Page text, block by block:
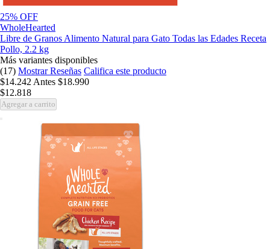
25% OFF
WholeHearted
Libre de Granos Alimento Natural para Gato Todas las Edades Receta
Pollo, 2.2 kg
Más variantes disponibles
(17) Mostrar Reseñas Califica este producto
$14.242 Antes $18.990
$12.818
Agregar a carrito